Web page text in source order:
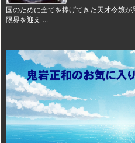
国のために全てを捧げてきた天才令嬢
限界を迎え ...